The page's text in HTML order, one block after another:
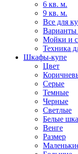
6 кв. м.
9 кв. м.
Все для
Варианты
Мойки и
Техника
Шкафы-купе
Цвет
Серые
Темные
Черные
Светлые
Белые
Венге
Размер